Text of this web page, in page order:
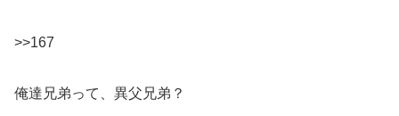
>>167
俺達兄弟って、異父兄弟？